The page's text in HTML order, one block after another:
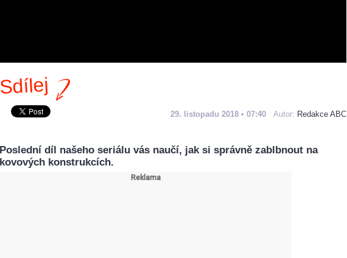
Sdílej
29. listopadu 2018 • 07:40 Autor: Redakce ABC
Poslední díl našeho seriálu vás naučí, jak si správně zablbnout na
kovových konstrukcích.